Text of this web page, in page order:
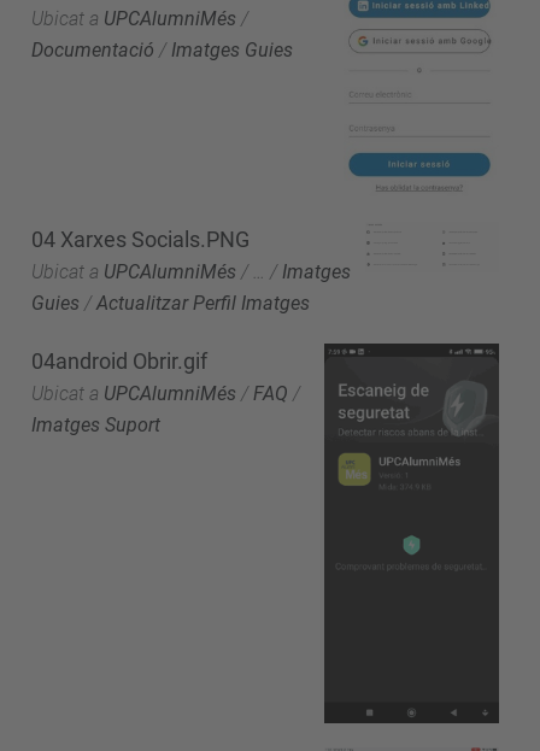
Ubicat a UPCAlumniMés /
Documentació / Imatges Guies
04 Xarxes Socials.PNG
Ubicat a UPCAlumniMés / / Imatges
Guies /Actualitzar Perfil Imatges
04android Obrir.gif
Ubicat a UPCAlumniMés /FAQ /
Imatges Suport